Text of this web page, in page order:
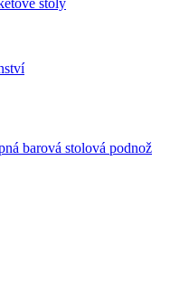
stoly
barová stolová podnož